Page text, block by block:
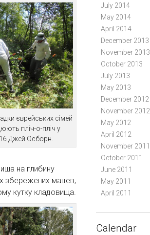
єврейських сімей
пліч-о-пліч у
Джей Осборн.
на глибину
збережених мацев,
кутку кладовища.
July 2014
May 2014
April 2014
December 2013
November 2013
October 2013
July 2013
May 2013
December 2012
November 2012
May 2012
April 2012
November 2011
October 2011
June 2011
May 2011
April 2011
Calendar